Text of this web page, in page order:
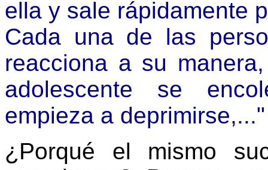
ella y sale rápidamente
Cada una de las
reacciona a su
adolescente se
empieza a deprimirse,..."
¿Porqué el mismo